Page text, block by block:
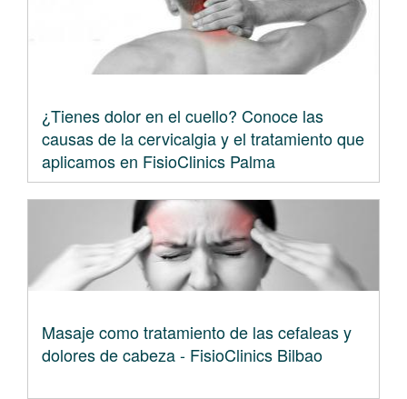
¿Tienes dolor en el cuello? Conoce las
causas de la cervicalgia y el tratamiento que
aplicamos en FisioClinics Palma
Masaje como tratamiento de las cefaleas y
dolores de cabeza - FisioClinics Bilbao